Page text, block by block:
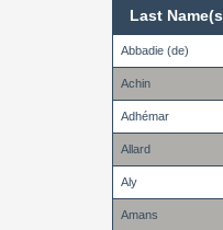
Last
Abbadie (de)
Achin
Adhémar
Allard
Aly
Amans